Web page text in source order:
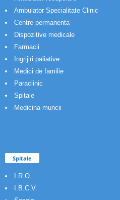
Ambulator Specialitate Clinic
Centre permanenta
Dispozitive medicale
Farmacii
Ingrijiri paliative
Medici de familie
Paraclinic
Spitale
Medicina muncii
Spitale
I.R.O.
I.B.C.V.